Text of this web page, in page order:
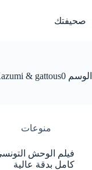
المحتوى
صحيفتك
الوسم
منوعات
كامل بدقة عالية